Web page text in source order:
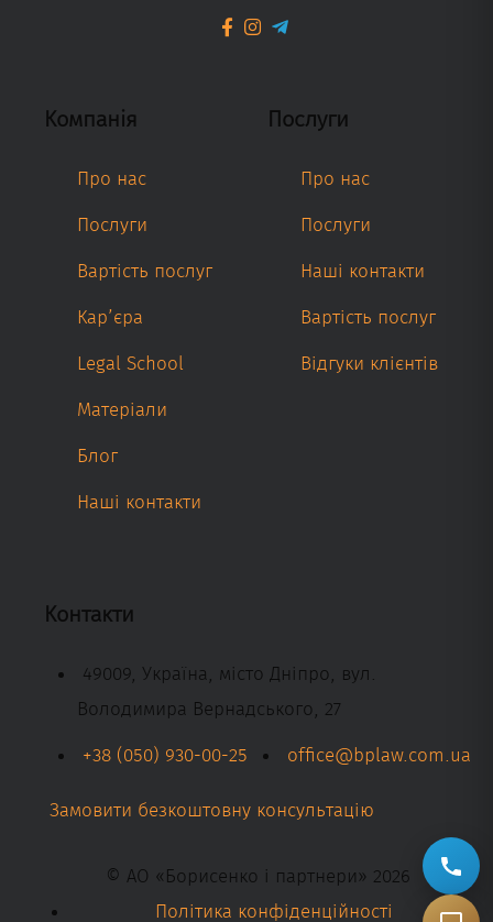
Компанія
Про нас
Послуги
Вартість послуг
Кар’єра
Legal School
Матеріали
Блог
Наші контакти
Послуги
Про нас
Послуги
Наші контакти
Вартість послуг
Відгуки клієнтів
Контакти
49009, Україна, місто Дніпро, вул.
Володимира Вернадського, 27
+38 (050) 930-00-25
office@bplaw.com.ua
Замовити безкоштовну консультацію
© АО «Борисенко і партнери» 2026
Політика конфіденційності